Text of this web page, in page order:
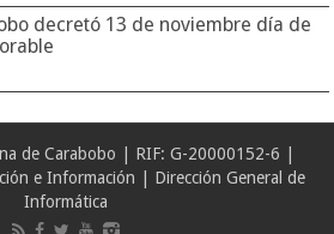
decretó 13 de noviembre día de
de Carabobo | RIF: G-20000152-6 |
e Información | Dirección General de
Informática